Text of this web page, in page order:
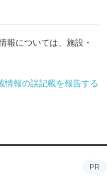
報については、施設・
情報の誤記載を報告する
PR